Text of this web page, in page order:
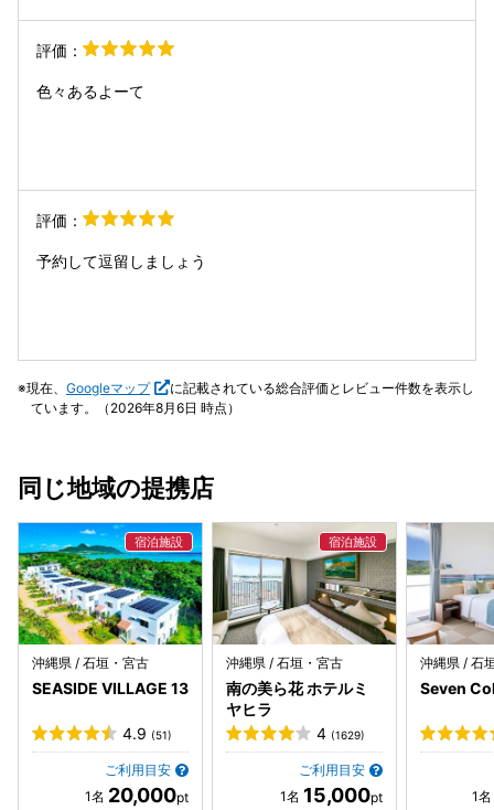
評価：
色々あるよーて
評価：
予約して逗留しましょう
現在、 Googleマップ
に記載されている総合評価とレビュー件数を表示し
ています。（2026年8月6日 時点）
同じ地域の提携店
沖縄県 / 石垣・宮古
SEASIDE VILLAGE 13
4.9 (51)
ご利用目安
20,000
沖縄県 / 石垣・宮古
南の美ら花 ホテルミ
ヤヒラ
4 (1629)
ご利用目安
15,000
沖縄県 / 石
Seven